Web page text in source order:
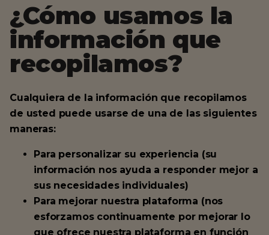
¿Cómo usamos la
información que
recopilamos?
Cualquiera de la información que recopilamos
de usted puede usarse de una de las siguientes
maneras:
Para personalizar su experiencia (su
información nos ayuda a responder mejor a
sus necesidades individuales)
Para mejorar nuestra plataforma (nos
esforzamos continuamente por mejorar lo
que ofrece nuestra plataforma en función